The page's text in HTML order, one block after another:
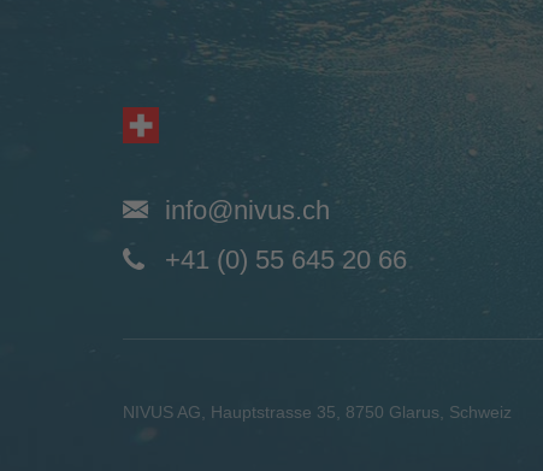
info@nivus.ch
+41 (0) 55 645 20 66
NIVUS AG Hauptstrasse 35 8750 Glarus, Schweiz